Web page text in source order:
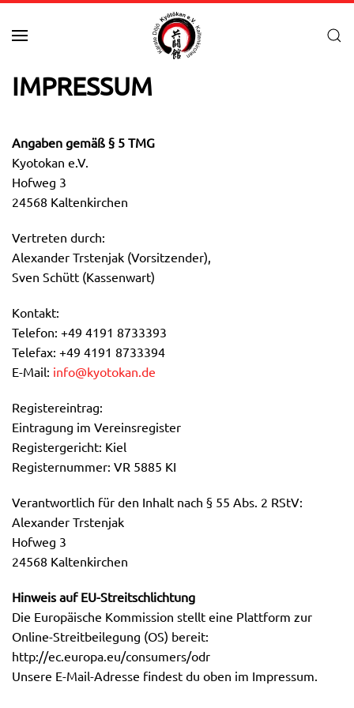
Zum Hauptinhalt springen
IMPRESSUM
Angaben gemäß § 5 TMG
Kyotokan e.V.
Hofweg 3
24568 Kaltenkirchen
Vertreten durch:
Alexander Trstenjak (Vorsitzender),
Sven Schütt (Kassenwart)
Kontakt:
Telefon: +49 4191 8733393
Telefax: +49 4191 8733394
E-Mail: info@kyotokan.de
Registereintrag:
Eintragung im Vereinsregister
Registergericht: Kiel
Registernummer: VR 5885 KI
Verantwortlich für den Inhalt nach § 55 Abs. 2 RStV:
Alexander Trstenjak
Hofweg 3
24568 Kaltenkirchen
Hinweis auf EU-Streitschlichtung
Die Europäische Kommission stellt eine Plattform zur
Online-Streitbeilegung (OS) bereit:
http://ec.europa.eu/consumers/odr
Unsere E-Mail-Adresse findest du oben im Impressum.